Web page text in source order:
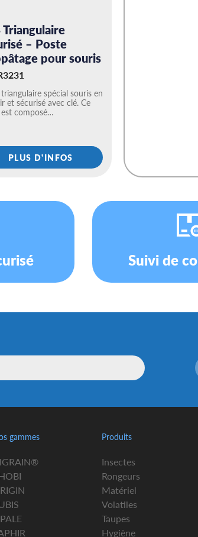
Triangulaire
– Poste
pour souris
spécial souris en
et sécurisé avec clé. Ce
composé…
PLUS D'INFOS
Suivi de
gammes Produits
Insectes
Rongeurs
Matériel
Volatiles
Taupes
Hygiène